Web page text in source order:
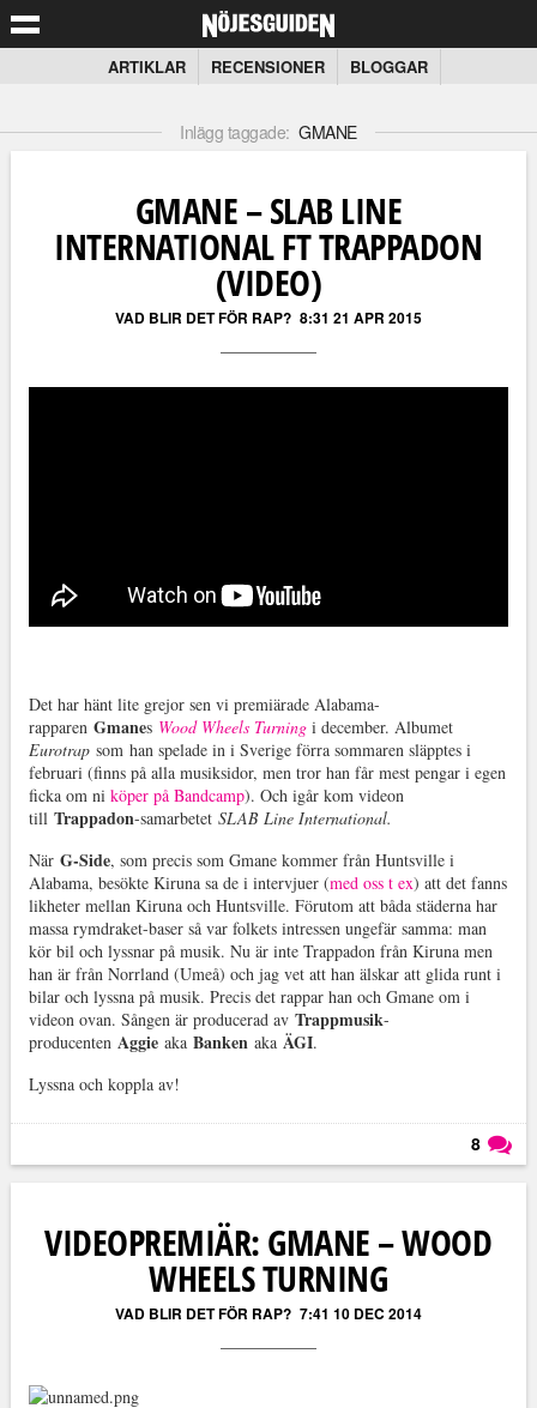
ARTIKLAR RECENSIONER BLOGGAR
Inlägg taggade: GMANE
GMANE – SLAB LINE
INTERNATIONAL FT TRAPPADON
(VIDEO)
VAD BLIR DET FÖR RAP? 8:31 21 APR 2015
Det har hänt lite grejor sen vi premiärade Alabama-
rapparen Gmanes Wood Wheels Turningi december. Albumet
Eurotrap som han spelade in i Sverige förra sommaren släpptes i
februari (finns på alla musiksidor, men tror han får mest pengar i egen
ficka om ni köper på Bandcamp). Och igår kom videon
till Trappadon-samarbetet SLAB Line International.
När G-Side, som precis som Gmane kommer från Huntsville i
Alabama, besökte Kiruna sa de i intervjuer (med oss t ex) att det fanns
likheter mellan Kiruna och Huntsville. Förutom att båda städerna har
massa rymdraket-baser så var folkets intressen ungefär samma: man
kör bil och lyssnar på musik. Nu är inte Trappadon från Kiruna men
han är från Norrland (Umeå) och jag vet att han älskar att glida runt i
bilar och lyssna på musik. Precis det rappar han och Gmane om i
videon ovan. Sången är producerad av Trappmusik-
producenten Aggie aka Banken aka ÄGI.
Lyssna och koppla av!
8
VIDEOPREMIÄR: GMANE – WOOD
WHEELS TURNING
VAD BLIR DET FÖR RAP? 7:41 10 DEC 2014